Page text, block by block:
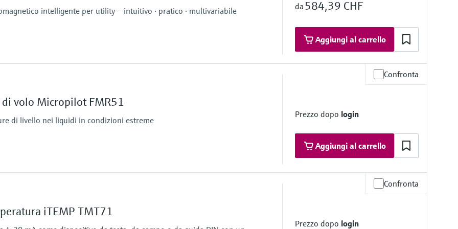
intelligente per utility – intuitivo · pratico · multivariabile da 584,39 CHF
Aggiungi al carrello
0,1% o.f.s.
massimo un'ora:
Confronta
volo Micropilot FMR51
di livello nei liquidi in condizioni estreme
Prezzo dopo login
Aggiungi al carrello
316L, Alloy C, PTFE, ceramica
Confronta
iTEMP TMT71
Prezzo dopo login